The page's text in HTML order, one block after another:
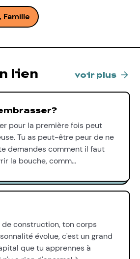
Famille
lien voir plus
pour la première fois peut
Tu as peut-être peur de ne
demandes comment il faut
la bouche, comm…
de construction, ton corps
évolue, c'est un grand
que tu apprennes à